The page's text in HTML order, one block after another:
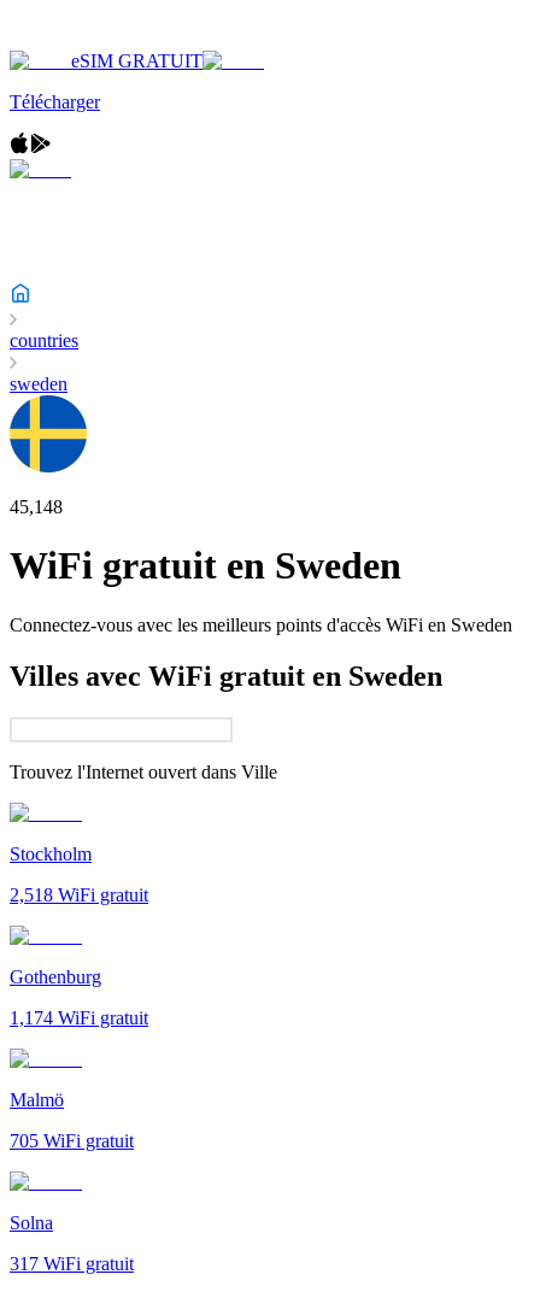
eSIM GRATUIT
Télécharger
countries
sweden
45,148
WiFi gratuit en Sweden
Connectez-vous avec les meilleurs points d'accès WiFi en Sweden
Villes avec WiFi gratuit en Sweden
Trouvez l'Internet ouvert dans Ville
Stockholm
2,518 WiFi gratuit
Gothenburg
1,174 WiFi gratuit
Malmö
705 WiFi gratuit
Solna
317 WiFi gratuit